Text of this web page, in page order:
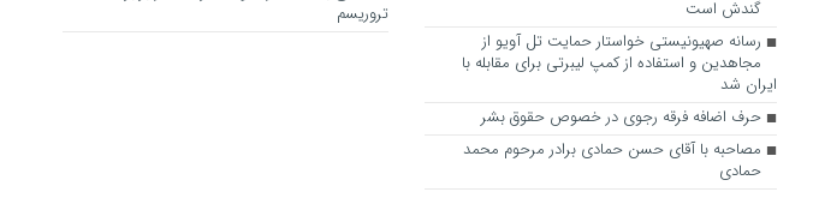
گندش است
رسانه صهیونیستی خواستار حمایت تل آویو از
مجاهدین و استفاده از کمپ لیبرتی برای مقابله با
ایران شد
حرف اضافه فرقه رجوی در خصوص حقوق بشر
مصاحبه با آقای حسن حمادی برادر مرحوم محمد
حمادی
تروریسم